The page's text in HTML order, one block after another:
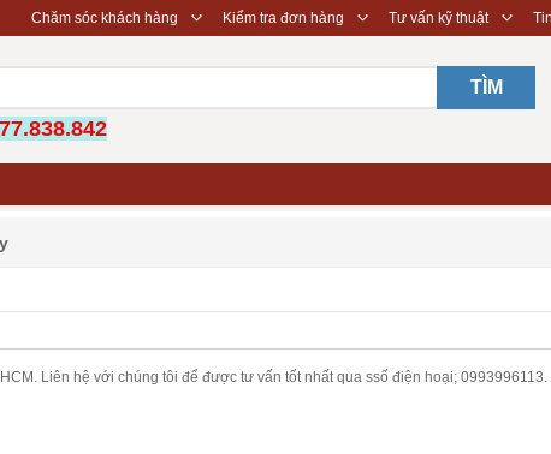
◇
Chăm sóc khách hàng ◇
Kiểm tra đơn hàng ◇
Tư vấn kỹ thuật
TÌM
Liên hệ với chúng tôi để được tư vấn tốt nhất qua ssố điện hoại; 0993996113.